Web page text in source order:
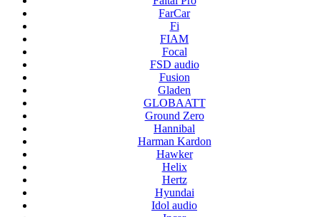
FarCar
Fi
FIAM
Focal
FSD audio
Fusion
Gladen
GLOBAATT
Ground Zero
Hannibal
Harman Kardon
Hawker
Helix
Hertz
Hyundai
Idol audio